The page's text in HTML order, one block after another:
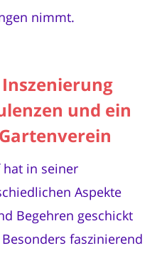
nimmt.
und ein
hat in seiner
Aspekte
Begehren geschickt
faszinierend